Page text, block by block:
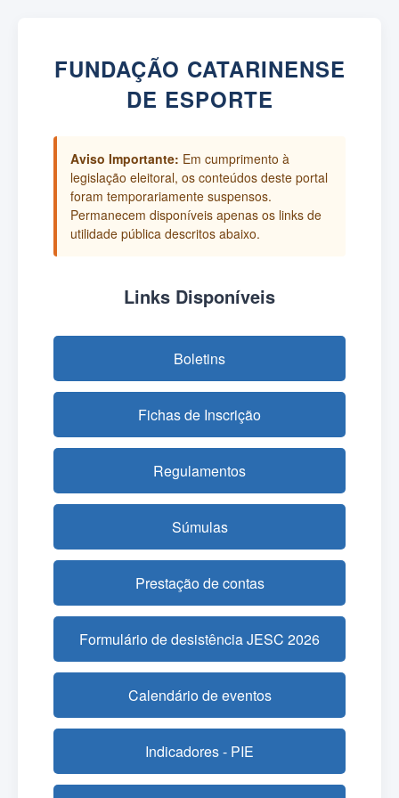
FUNDAÇÃO CATARINENSE
DE ESPORTE
Aviso Importante: Em cumprimento à
legislação eleitoral, os conteúdos deste portal
foram temporariamente suspensos.
Permanecem disponíveis apenas os links de
utilidade pública descritos abaixo.
Links Disponíveis
Boletins
Fichas de Inscrição
Regulamentos
Súmulas
Prestação de contas
Formulário de desistência JESC 2026
Calendário de eventos
Indicadores - PIE